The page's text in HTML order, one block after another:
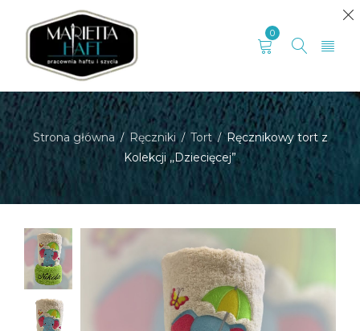
0
Strona główna / Ręczniki / Tort / Ręcznikowy tort z
Kolekcji ,,Dziecięcej”